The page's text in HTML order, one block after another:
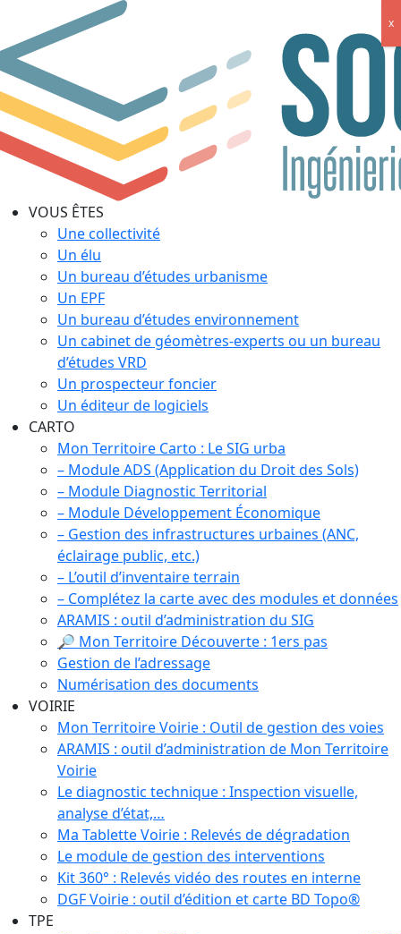
VOUS ÊTES
Une collectivité
Un élu
Un bureau d’études urbanisme
Un EPF
Un bureau d’études environnement
Un cabinet de géomètres-experts ou un bureau
d’études VRD
Un prospecteur foncier
Un éditeur de logiciels
CARTO
Mon Territoire Carto : Le SIG urba
– Module ADS (Application du Droit des Sols)
– Module Diagnostic Territorial
– Module Développement Économique
– Gestion des infrastructures urbaines (ANC,
éclairage public, etc.)
– L’outil d’inventaire terrain
– Complétez la carte avec des modules et données
ARAMIS : outil d’administration du SIG
🔎 Mon Territoire Découverte : 1ers pas
Gestion de l’adressage
Numérisation des documents
VOIRIE
Mon Territoire Voirie : Outil de gestion des voies
ARAMIS : outil d’administration de Mon Territoire
Voirie
Le diagnostic technique : Inspection visuelle,
analyse d’état,…
Ma Tablette Voirie : Relevés de dégradation
Le module de gestion des interventions
Kit 360° : Relevés vidéo des routes en interne
DGF Voirie : outil d’édition et carte BD Topo®
TPE
x